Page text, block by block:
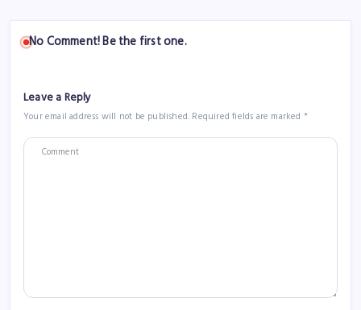
No Comment! Be the first one.
Leave a Reply
Your email address will not be published. Required fields are marked *